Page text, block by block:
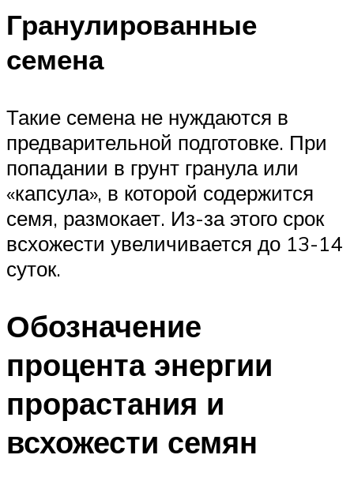
Гранулированные
семена
Такие семена не нуждаются в
предварительной подготовке. При
попадании в грунт гранула или
«капсула», в которой содержится
семя, размокает. Из-за этого срок
всхожести увеличивается до 13-14
суток.
Обозначение
процента энергии
прорастания и
всхожести семян